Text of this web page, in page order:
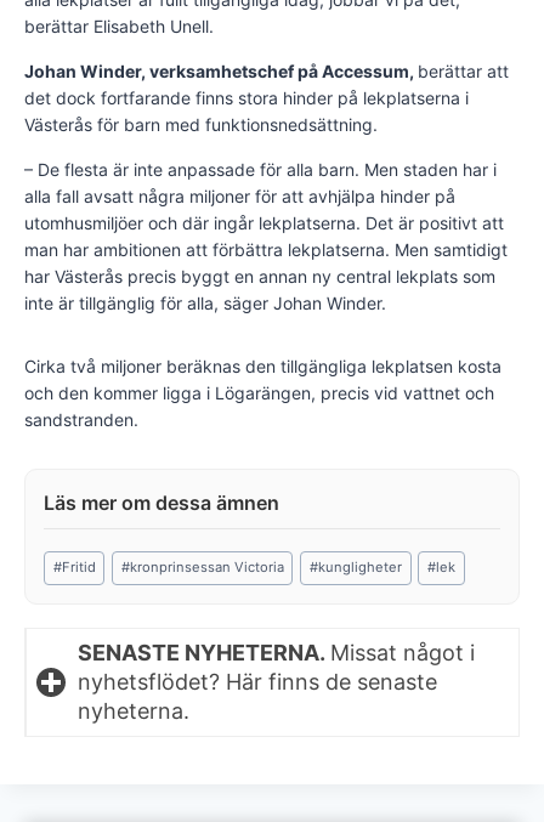
berättar Elisabeth Unell.
Johan Winder, verksamhetschef på Accessum, berättar att
det dock fortfarande finns stora hinder på lekplatserna i
Västerås för barn med funktionsnedsättning.
– De flesta är inte anpassade för alla barn. Men staden har i
alla fall avsatt några miljoner för att avhjälpa hinder på
utomhusmiljöer och där ingår lekplatserna. Det är positivt att
man har ambitionen att förbättra lekplatserna. Men samtidigt
har Västerås precis byggt en annan ny central lekplats som
inte är tillgänglig för alla, säger Johan Winder.
Cirka två miljoner beräknas den tillgängliga lekplatsen kosta
och den kommer ligga i Lögarängen, precis vid vattnet och
sandstranden.
Post
Tags:
#Fritid #kronprinsessan Victoria #kungligheter #lek
SENASTE NYHETERNA. Missat något i
nyhetsflödet? Här finns de senaste
nyheterna.